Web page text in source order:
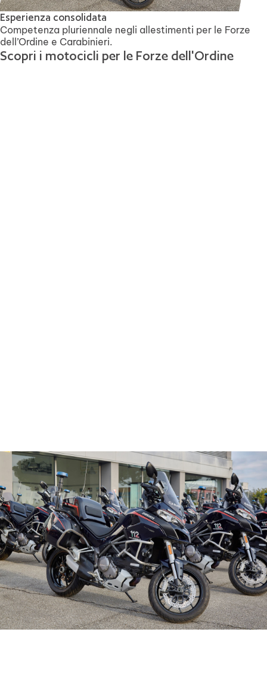
Esperienza consolidata
Competenza pluriennale negli allestimenti per le Forze
dell’Ordine e Carabinieri.
Scopri i motocicli per le Forze dell'Ordine